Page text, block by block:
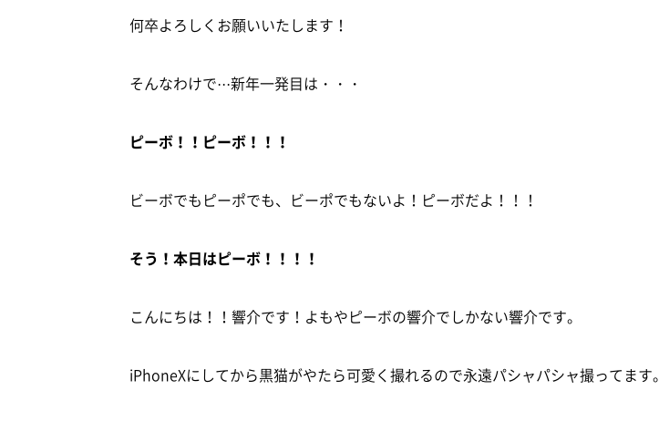
何卒よろしくお願いいたします！
そんなわけで···新年一発目は・・・
ピーボ！！ピーボ！！！
ビーボでもピーポでも、ビーポでもないよ！ピーボだよ！！！
そう！本日はピーボ！！！！
こんにちは！！響介です！よもやピーボの響介でしかない響介です。
iPhoneXにしてから黒猫がやたら可愛く撮れるので永遠パシャパシャ撮ってます。